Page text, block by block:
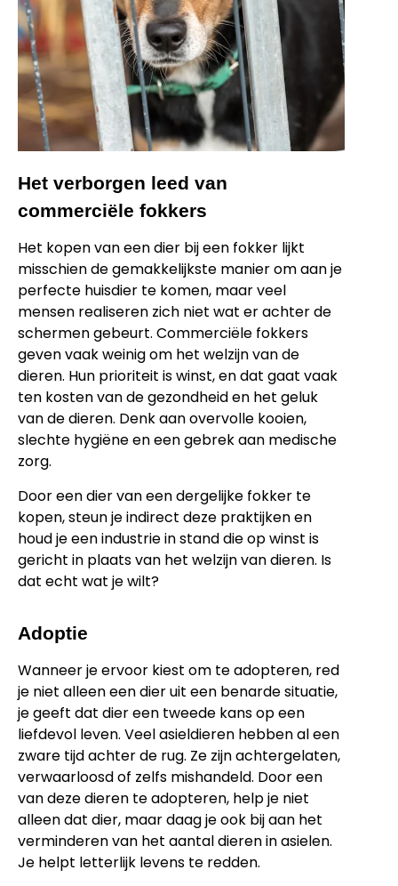
Het verborgen leed van
commerciële fokkers
Het kopen van een dier bij een fokker lijkt
misschien de gemakkelijkste manier om aan je
perfecte huisdier te komen, maar veel
mensen realiseren zich niet wat er achter de
schermen gebeurt. Commerciële fokkers
geven vaak weinig om het welzijn van de
dieren. Hun prioriteit is winst, en dat gaat vaak
ten kosten van de gezondheid en het geluk
van de dieren. Denk aan overvolle kooien,
slechte hygiëne en een gebrek aan medische
zorg.
Door een dier van een dergelijke fokker te
kopen, steun je indirect deze praktijken en
houd je een industrie in stand die op winst is
gericht in plaats van het welzijn van dieren. Is
dat echt wat je wilt?
Adoptie
Wanneer je ervoor kiest om te adopteren, red
je niet alleen een dier uit een benarde situatie,
je geeft dat dier een tweede kans op een
liefdevol leven. Veel asieldieren hebben al een
zware tijd achter de rug. Ze zijn achtergelaten,
verwaarloosd of zelfs mishandeld. Door een
van deze dieren te adopteren, help je niet
alleen dat dier, maar daag je ook bij aan het
verminderen van het aantal dieren in asielen.
Je helpt letterlijk levens te redden.